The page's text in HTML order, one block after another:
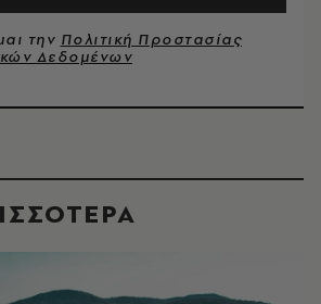
την Πολιτική Προστασίας
Δεδομένων